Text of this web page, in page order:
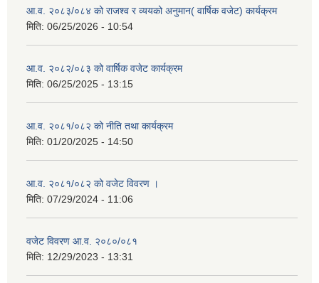
आ.व. २०८३/०८४ को राजश्व र व्ययको अनुमान( वार्षिक वजेट) कार्यक्रम
मिति: 06/25/2026 - 10:54
आ.व. २०८२/०८३ को वार्षिक वजेट कार्यक्रम
मिति: 06/25/2025 - 13:15
आ.व. २०८१/०८२ को नीति तथा कार्यक्रम
मिति: 01/20/2025 - 14:50
आ.व. २०८१/०८२ को वजेट विवरण ।
मिति: 07/29/2024 - 11:06
वजेट विवरण आ.व. २०८०/०८१
मिति: 12/29/2023 - 13:31